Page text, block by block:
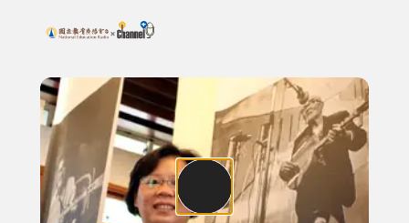
上方功能區塊
搜尋關鍵字：可輸入節目名稱、主持人或關鍵字